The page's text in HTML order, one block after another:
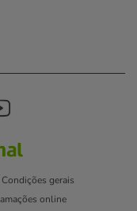
Condições gerais
online